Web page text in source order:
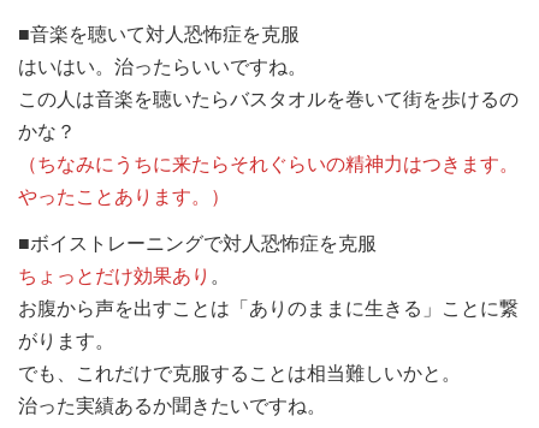
■音楽を聴いて対人恐怖症を克服
はいはい。治ったらいいですね。
この人は音楽を聴いたらバスタオルを巻いて街を歩けるの
かな？
（ちなみにうちに来たらそれぐらいの精神力はつきます。
やったことあります。）
■ボイストレーニングで対人恐怖症を克服
ちょっとだけ効果あり 。
お腹から声を出すことは「ありのままに生きる」ことに繋
がります。
でも、これだけで克服することは相当難しいかと。
治った実績あるか聞きたいですね。